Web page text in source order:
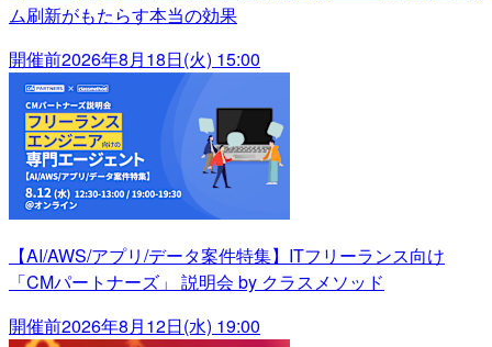
ム刷新がもたらす本当の効果
開催前2026年8月18日(火) 15:00
【AI/AWS/アプリ/データ案件特集】ITフリーランス向け
「CMパートナーズ」 説明会 by クラスメソッド
開催前2026年8月12日(水) 19:00